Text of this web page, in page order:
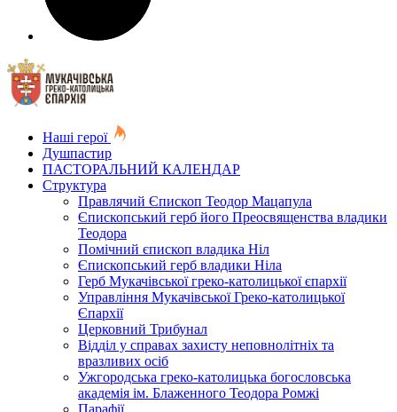
Наші герої
Душпастир
ПАСТОРАЛЬНИЙ КАЛЕНДАР
Структура
Правлячий Єпископ Теодор Мацапула
Єпископський герб його Преосвященства владики
Теодора
Помічний єпископ владика Ніл
Єпископський герб владики Ніла
Герб Мукачівської греко-католицької єпархії
Управління Мукачівської Греко-католицької
Єпархії
Церковний Трибунал
Відділ у справах захисту неповнолітніх та
вразливих осіб
Ужгородська греко-католицька богословська
академія ім. Блаженного Теодора Ромжі
Парафії